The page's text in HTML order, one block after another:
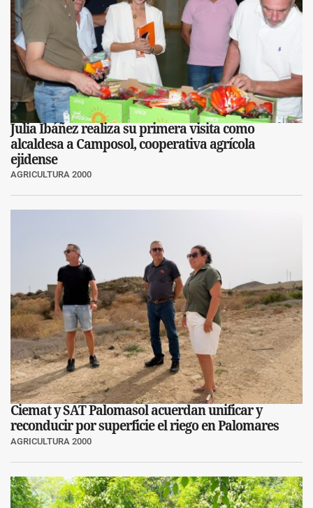
Julia Ibáñez realiza su primera visita como
alcaldesa a Camposol, cooperativa agrícola
ejidense
AGRICULTURA 2000
Ciemat y SAT Palomasol acuerdan unificar y
reconducir por superficie el riego en Palomares
AGRICULTURA 2000